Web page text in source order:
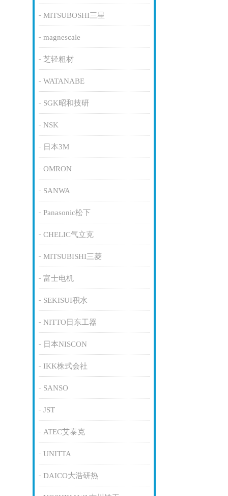
MITSUBOSHI三星
magnescale
芝轻粗材
WATANABE
SGK昭和技研
NSK
日本3M
OMRON
SANWA
Panasonic松下
CHELIC气立克
MITSUBISHI三菱
富士电机
SEKISUI积水
NITTO日东工器
日本NISCON
IKK株式会社
SANSO
JST
ATEC艾泰克
UNITTA
DAICO大浩研热